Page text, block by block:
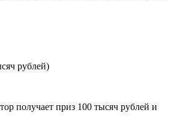
рублей)
получает приз 100 тысяч рублей и